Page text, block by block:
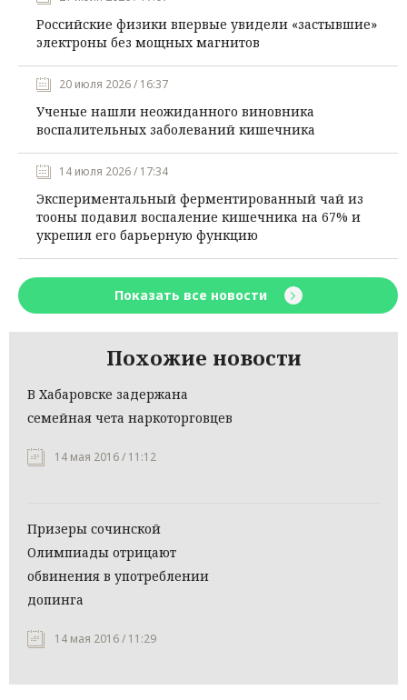
Российские физики впервые увидели «застывшие»
электроны без мощных магнитов
20 июля 2026 / 16:37
Ученые нашли неожиданного виновника
воспалительных заболеваний кишечника
14 июля 2026 / 17:34
Экспериментальный ферментированный чай из
тооны подавил воспаление кишечника на 67% и
укрепил его барьерную функцию
Показать все новости
Похожие новости
В Хабаровске задержана
семейная чета наркоторговцев
14 мая 2016 / 11:12
Призеры сочинской
Олимпиады отрицают
обвинения в употреблении
допинга
14 мая 2016 / 11:29